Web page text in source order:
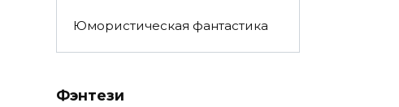
Юмористическая фантастика
Фэнтези